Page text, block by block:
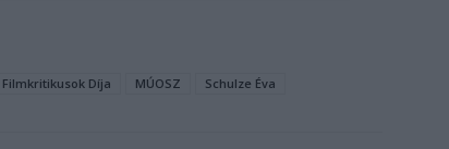
Díja MÚOSZ Schulze Éva